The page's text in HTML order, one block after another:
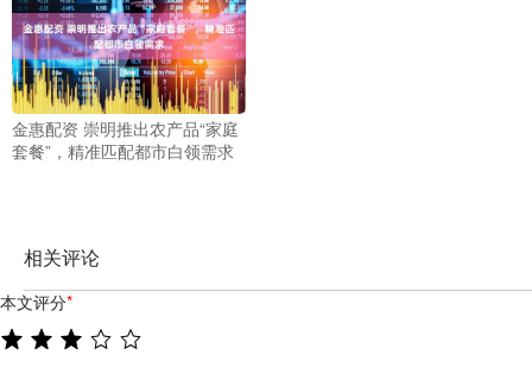
金惠配资 崇明推出农产品“家庭
套餐”，精准匹配都市白领需求
相关评论
本文评分*